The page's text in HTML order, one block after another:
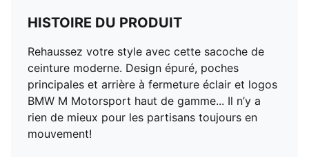
HISTOIRE DU PRODUIT
Rehaussez votre style avec cette sacoche de
ceinture moderne. Design épuré, poches
principales et arrière à fermeture éclair et logos
BMW M Motorsport haut de gamme... Il n’y a
rien de mieux pour les partisans toujours en
mouvement!